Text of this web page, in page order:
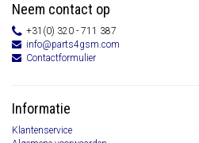
Neem contact op
+31(0) 320 - 711 387
info@parts4gsm.com
Contactformulier
Informatie
Klantenservice